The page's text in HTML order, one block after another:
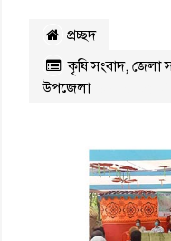
প্রচ্ছদ
কৃষি সংবাদ, জেলা
উপজেলা